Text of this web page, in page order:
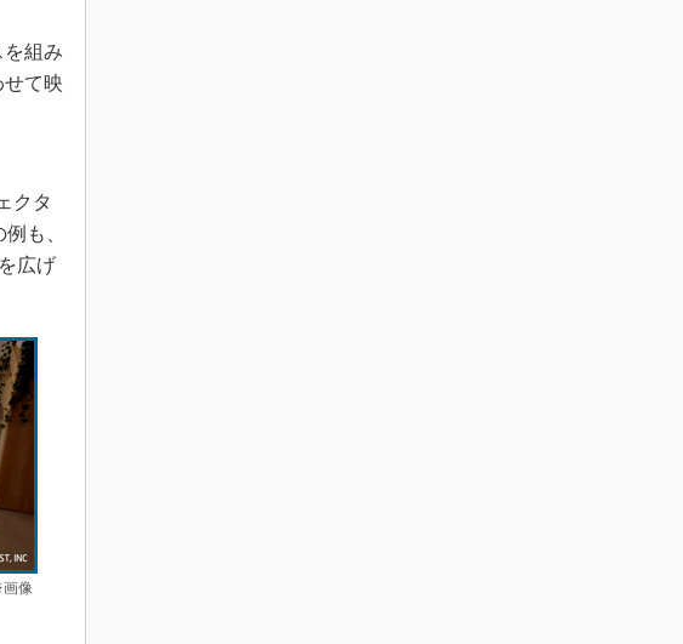
組み
て映
クタ
も、
広げ
像